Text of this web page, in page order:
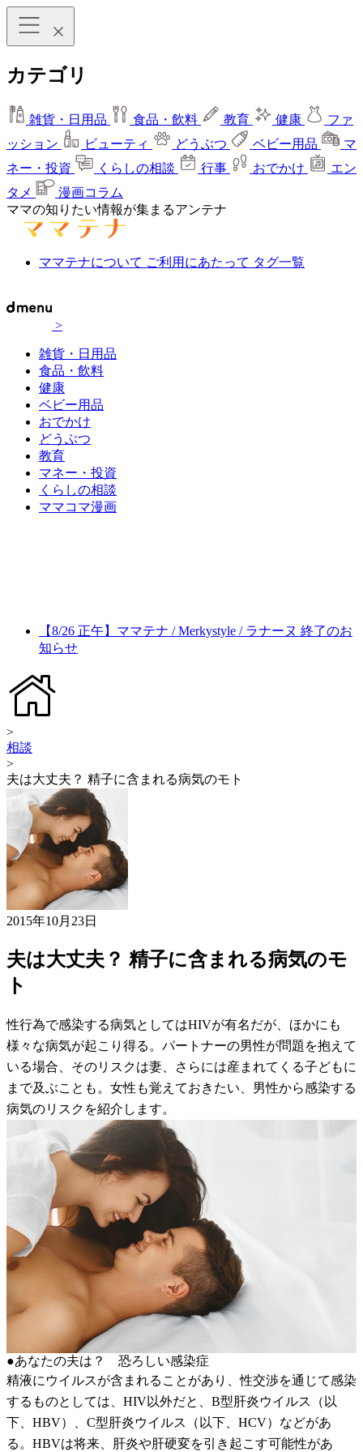
カテゴリ
雑貨・日用品 食品・飲料 教育 健康
ファ
ッション
ビューティ どうぶつ ベビー用品
マ
ネー・投資
くらしの相談 行事 おでかけ
エン
タメ
漫画コラム
ママの知りたい情報が集まるアンテナ
ママテナについて ご利用にあたって タグ一覧
>
雑貨・日用品
食品・飲料
健康
ベビー用品
おでかけ
どうぶつ
教育
マネー・投資
くらしの相談
ママコマ漫画
【8/26 正午】ママテナ / Merkystyle / ラナーヌ 終了のお
知らせ
>
相談
>
夫は大丈夫？ 精子に含まれる病気のモト
2015年10月23日
夫は大丈夫？ 精子に含まれる病気のモ
ト
性行為で感染する病気としてはHIVが有名だが、ほかにも
様々な病気が起こり得る。パートナーの男性が問題を抱えて
いる場合、そのリスクは妻、さらには産まれてくる子どもに
まで及ぶことも。女性も覚えておきたい、男性から感染する
病気のリスクを紹介します。
●あなたの夫は？ 恐ろしい感染症
精液にウイルスが含まれることがあり、性交渉を通じて感染
するものとしては、HIV以外だと、B型肝炎ウイルス（以
下、HBV）、C型肝炎ウイルス（以下、HCV）などがあ
る。HBVは将来、肝炎や肝硬変を引き起こす可能性があ